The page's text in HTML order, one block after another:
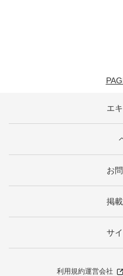
エ
お
掲
サ
利用規約運営会社